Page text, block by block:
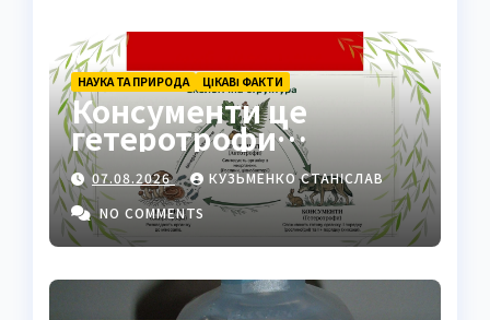
НАУКА ТА ПРИРОДА ЦІКАВІ ФАКТИ
Консументи це
гетеротрофи
екосистеми
07.08.2026
КУЗЬМЕНКО СТАНІСЛАВ
NO COMMENTS